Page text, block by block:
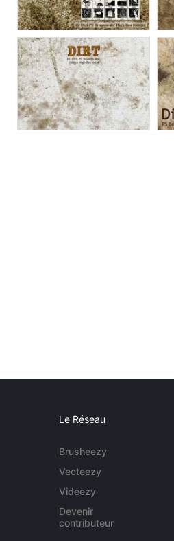
Le Réseau
Brusheezy
Vecteezy
Videezy
Devenir
contributeur